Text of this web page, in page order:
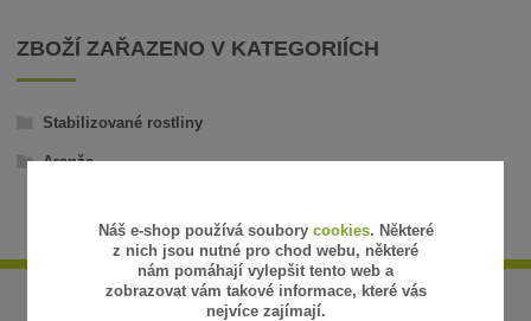
ZBOŽÍ ZAŘAZENO V KATEGORIÍCH
Stabilizované rostliny
Aranže
Náš e-shop používá soubory cookies. Některé
z nich jsou nutné pro chod webu, některé
nám pomáhají vylepšit tento web a
zobrazovat vám takové informace, které vás
nejvíce zajímají.